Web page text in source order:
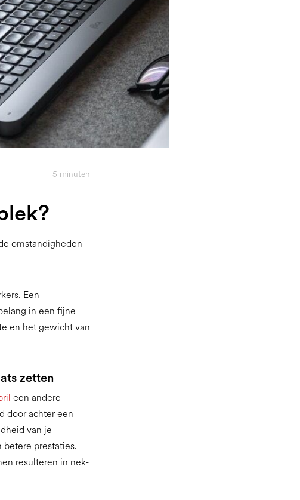
5 minuten
omstandigheden
Een
in een fijne
en het gewicht van
zetten
een andere
door achter een
van je
prestaties.
resulteren in nek-